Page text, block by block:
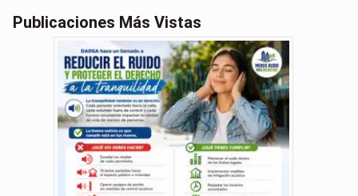
Publicaciones Más Vistas